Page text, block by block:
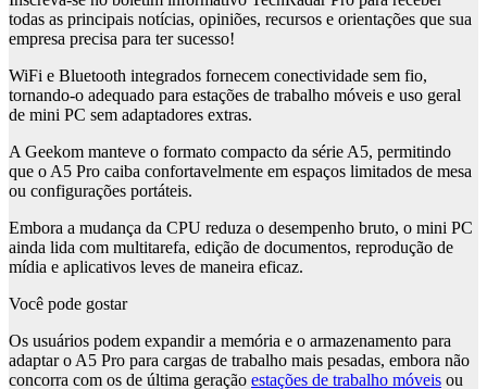
todas as principais notícias, opiniões, recursos e orientações que sua
empresa precisa para ter sucesso!
WiFi e Bluetooth integrados fornecem conectividade sem fio,
tornando-o adequado para estações de trabalho móveis e uso geral
de mini PC sem adaptadores extras.
A Geekom manteve o formato compacto da série A5, permitindo
que o A5 Pro caiba confortavelmente em espaços limitados de mesa
ou configurações portáteis.
Embora a mudança da CPU reduza o desempenho bruto, o mini PC
ainda lida com multitarefa, edição de documentos, reprodução de
mídia e aplicativos leves de maneira eficaz.
Você pode gostar
Os usuários podem expandir a memória e o armazenamento para
adaptar o A5 Pro para cargas de trabalho mais pesadas, embora não
concorra com os de última geração estações de trabalho móveis ou